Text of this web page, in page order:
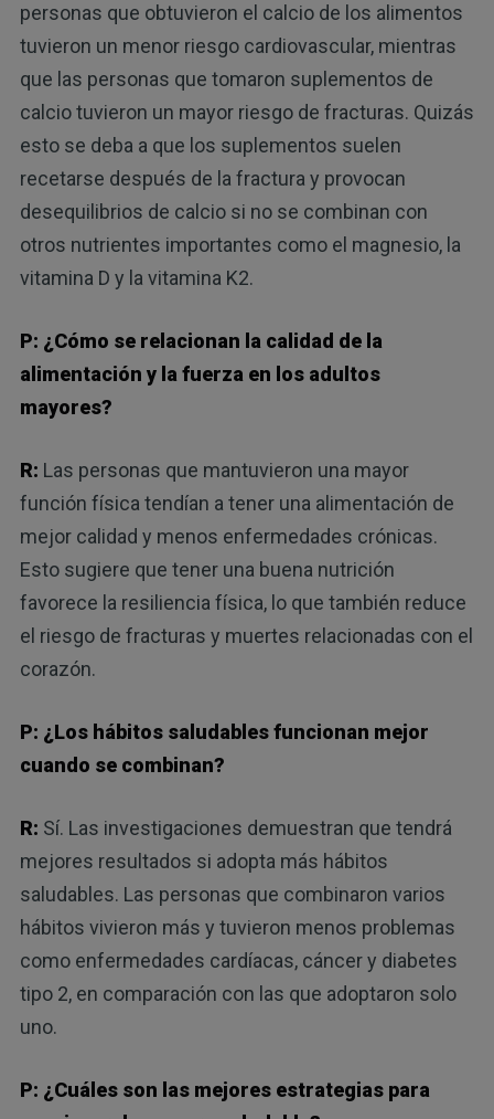
personas que obtuvieron el calcio de los alimentos
tuvieron un menor riesgo cardiovascular, mientras
que las personas que tomaron suplementos de
calcio tuvieron un mayor riesgo de fracturas. Quizás
esto se deba a que los suplementos suelen
recetarse después de la fractura y provocan
desequilibrios de calcio si no se combinan con
otros nutrientes importantes como el magnesio, la
vitamina D y la vitamina K2.
P: ¿Cómo se relacionan la calidad de la
alimentación y la fuerza en los adultos
mayores?
R: Las personas que mantuvieron una mayor
función física tendían a tener una alimentación de
mejor calidad y menos enfermedades crónicas.
Esto sugiere que tener una buena nutrición
favorece la resiliencia física, lo que también reduce
el riesgo de fracturas y muertes relacionadas con el
corazón.
P: ¿Los hábitos saludables funcionan mejor
cuando se combinan?
R: Sí. Las investigaciones demuestran que tendrá
mejores resultados si adopta más hábitos
saludables. Las personas que combinaron varios
hábitos vivieron más y tuvieron menos problemas
como enfermedades cardíacas, cáncer y diabetes
tipo 2, en comparación con las que adoptaron solo
uno.
P: ¿Cuáles son las mejores estrategias para